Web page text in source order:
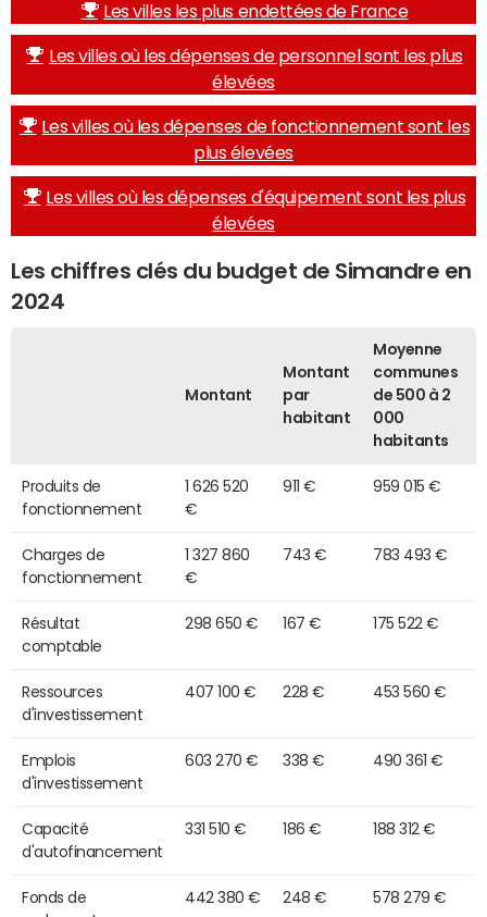
Les villes les plus endettées de France
Les villes où les dépenses de personnel sont les plus
élevées
Les villes où les dépenses de fonctionnement sont les
plus élevées
Les villes où les dépenses d'équipement sont les plus
élevées
Les chiffres clés du budget de Simandre en
2024
Montant
Montant
par
habitant
Moyenne
communes
de 500 à 2
000
habitants
Produits de
fonctionnement
1 626 520
€
911 € 959 015 €
Charges de
fonctionnement
1 327 860
€
743 € 783 493 €
Résultat
comptable
298 650 € 167 € 175 522 €
Ressources
d'investissement
407 100 € 228 € 453 560 €
Emplois
d'investissement
603 270 € 338 € 490 361 €
Capacité
d'autofinancement
331 510 € 186 € 188 312 €
Fonds de
442 380 € 248 € 578 279 €